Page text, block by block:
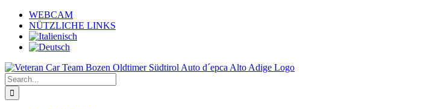
Skip
content
WEBCAM
NÜTZLICHE LINKS
Search
for: